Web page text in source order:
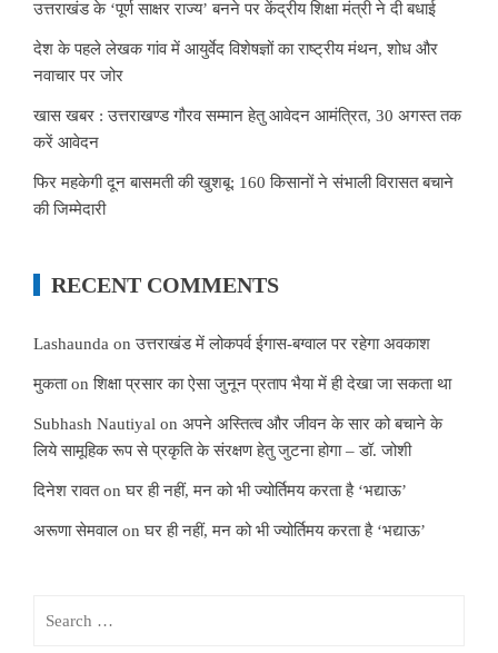
उत्तराखंड के ‘पूर्ण साक्षर राज्य’ बनने पर केंद्रीय शिक्षा मंत्री ने दी बधाई
देश के पहले लेखक गांव में आयुर्वेद विशेषज्ञों का राष्ट्रीय मंथन, शोध और
नवाचार पर जोर
खास खबर : उत्तराखण्ड गौरव सम्मान हेतु आवेदन आमंत्रित, 30 अगस्त तक
करें आवेदन
फिर महकेगी दून बासमती की खुशबू: 160 किसानों ने संभाली विरासत बचाने
की जिम्मेदारी
RECENT COMMENTS
Lashaunda onउत्तराखंड में लोकपर्व ईगास-बग्वाल पर रहेगा अवकाश
मुकताonशिक्षा प्रसार का ऐसा जुनून प्रताप भैया में ही देखा जा सकता था
Subhash Nautiyal on अपने अस्तित्व और जीवन के सार को बचाने के
लिये सामूहिक रूप से प्रकृति के संरक्षण हेतु जुटना होगा – डॉ. जोशी
दिनेश रावतonघर ही नहीं, मन को भी ज्योर्तिमय करता है ‘भद्याऊ’
अरूणा सेमवाल onघर ही नहीं, मन को भी ज्योर्तिमय करता है ‘भद्याऊ’